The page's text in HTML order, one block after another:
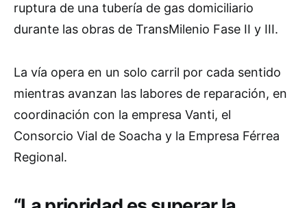
ruptura de una tubería de gas domiciliario
durante las obras de TransMilenio Fase II y III.
La vía opera en un solo carril por cada sentido
mientras avanzan las labores de reparación, en
coordinación con la empresa Vanti, el
Consorcio Vial de Soacha y la Empresa Férrea
Regional.